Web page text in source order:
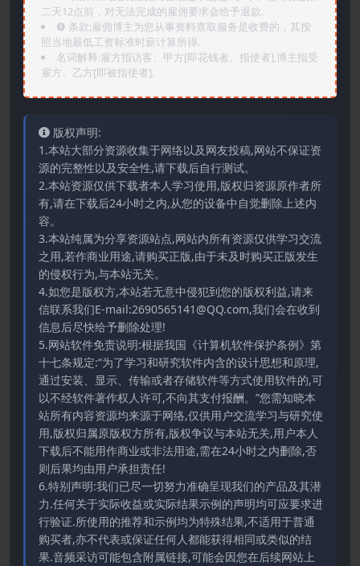
二天12点前，对无法完成的雇佣要求会给予退款.
❽ 条款:雇佣博主为您从事资料查取服务是收费的，其按
照当地最低工资标准时薪计算所得.
名词解释:雇方指访客、甲方[即花钱者、指使者],博主指受
雇方、乙方[即被指使者].
版权声明:
1.本站大部分资源收集于网络以及网友投稿,网站不保证资
源的完整性以及安全性,请下载后自行测试。
2.本站资源仅供下载者本人学习使用,版权归资源原作者所
有,请在下载后24小时之内,从您的设备中自觉删除上述内
容。
3.本站纯属为分享资源站点,网站内所有资源仅供学习交流
之用,若作商业用途,请购买正版,由于未及时购买正版发生
的侵权行为,与本站无关。
4.如您是版权方,本站若无意中侵犯到您的版权利益,请来
信联系我们E-mail:2690565141@QQ.com,我们会在收到
信息后尽快给予删除处理!
5.网站软件免责说明:根据我国《计算机软件保护条例》第
十七条规定:“为了学习和研究软件内含的设计思想和原理,
通过安装、显示、传输或者存储软件等方式使用软件的,可
以不经软件著作权人许可,不向其支付报酬。”您需知晓本
站所有内容资源均来源于网络,仅供用户交流学习与研究使
用,版权归属原版权方所有,版权争议与本站无关,用户本人
下载后不能用作商业或非法用途,需在24小时之内删除,否
则后果均由用户承担责任!
6.特别声明:我们已尽一切努力准确呈现我们的产品及其潜
力.任何关于实际收益或实际结果示例的声明均可应要求进
行验证.所使用的推荐和示例均为特殊结果,不适用于普通
购买者,亦不代表或保证任何人都能获得相同或类似的结
果.音频采访可能包含附属链接,可能会因您在后续网站上